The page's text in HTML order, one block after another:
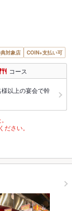
対象店 COIN+支払い可
コース
様以上の宴会で幹
さい。